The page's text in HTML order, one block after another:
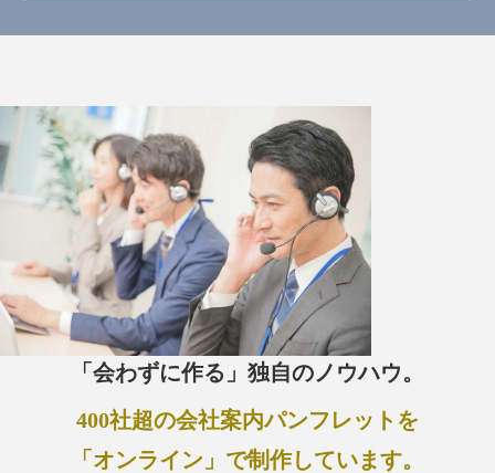
「会わずに作る」独自のノウハウ。
400社超の会社案内パンフレットを
「オンライン」で制作しています。